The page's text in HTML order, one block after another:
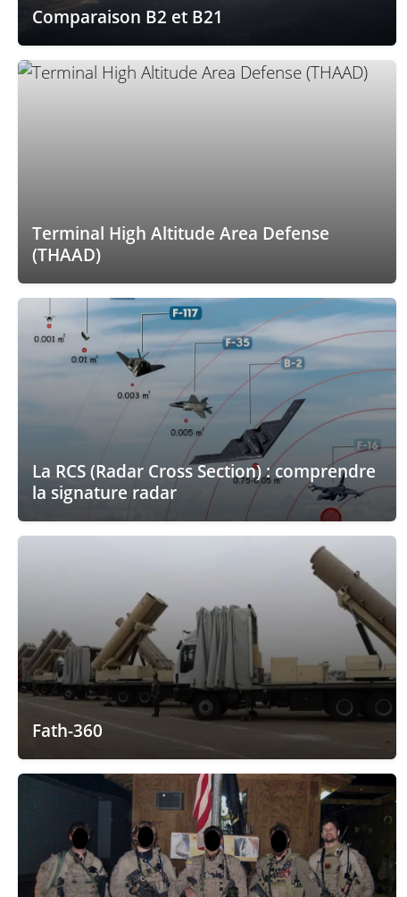
Comparaison B2 et B21
Terminal High Altitude Area Defense
(THAAD)
La RCS (Radar Cross Section) : comprendre
la signature radar
Fath-360